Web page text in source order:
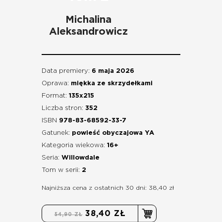
Michalina
Aleksandrowicz
Data premiery: 6 maja 2026
Oprawa: miękka ze skrzydełkami
Format: 135x215
Liczba stron: 352
ISBN 978-83-68592-33-7
Gatunek: powieść obyczajowa YA
Kategoria wiekowa: 16+
Seria: Willowdale
Tom w serii: 2
Najniższa cena z ostatnich 30 dni: 38,40 zł
54,90 ZŁ 38,40 ZŁ